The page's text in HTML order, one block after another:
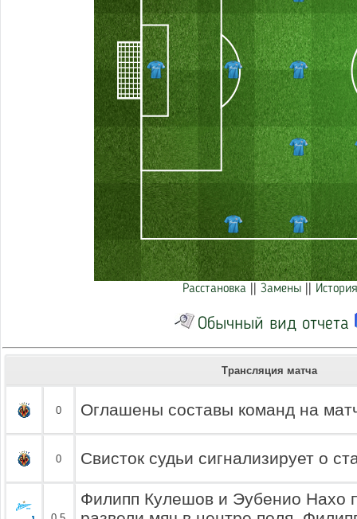
Расстановка Замены
Обычный вид отчета
Трансляция матча
0 Оглашены составы команд на
0 Свисток судьи сигнализирует о
Филипп Кулешов и Эубенио Нахо